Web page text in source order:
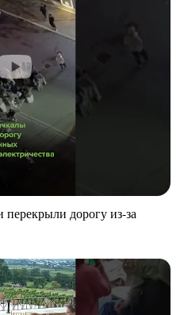
дорогу из-за